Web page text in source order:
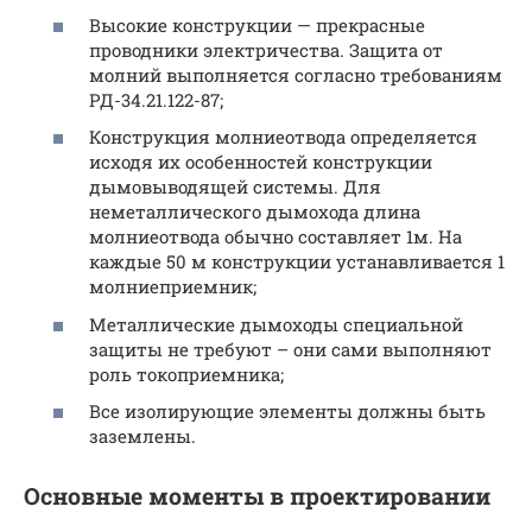
Высокие конструкции — прекрасные
проводники электричества. Защита от
молний выполняется согласно требованиям
РД-34.21.122-87;
Конструкция молниеотвода определяется
исходя их особенностей конструкции
дымовыводящей системы. Для
неметаллического дымохода длина
молниеотвода обычно составляет 1м. На
каждые 50 м конструкции устанавливается 1
молниеприемник;
Металлические дымоходы специальной
защиты не требуют – они сами выполняют
роль токоприемника;
Все изолирующие элементы должны быть
заземлены.
Основные моменты в проектировании